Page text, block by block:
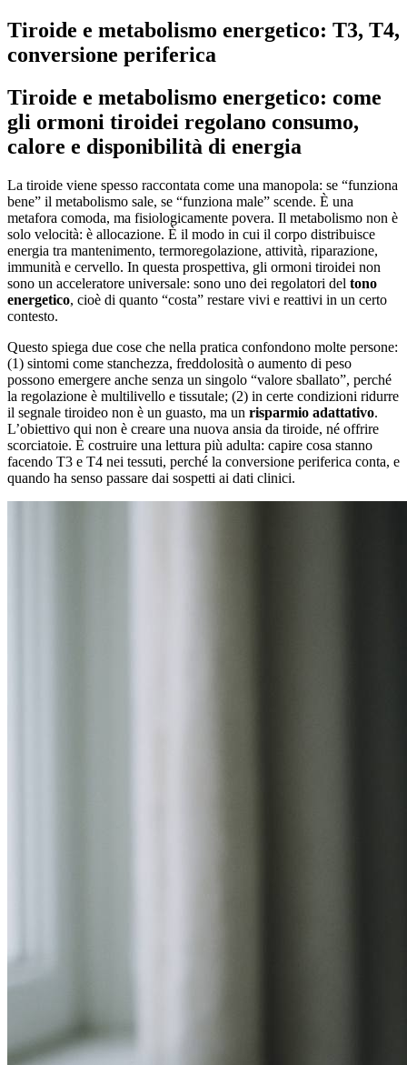
Tiroide e metabolismo energetico: T3, T4,
conversione periferica
Tiroide e metabolismo energetico: come
gli ormoni tiroidei regolano consumo,
calore e disponibilità di energia
La tiroide viene spesso raccontata come una manopola: se “funziona
bene” il metabolismo sale, se “funziona male” scende. È una
metafora comoda, ma fisiologicamente povera. Il metabolismo non è
solo velocità: è allocazione. È il modo in cui il corpo distribuisce
energia tra mantenimento, termoregolazione, attività, riparazione,
immunità e cervello. In questa prospettiva, gli ormoni tiroidei non
sono un acceleratore universale: sono uno dei regolatori del tono
energetico, cioè di quanto “costa” restare vivi e reattivi in un certo
contesto.
Questo spiega due cose che nella pratica confondono molte persone:
(1) sintomi come stanchezza, freddolosità o aumento di peso
possono emergere anche senza un singolo “valore sballato”, perché
la regolazione è multilivello e tissutale; (2) in certe condizioni ridurre
il segnale tiroideo non è un guasto, ma un risparmio adattativo.
L’obiettivo qui non è creare una nuova ansia da tiroide, né offrire
scorciatoie. È costruire una lettura più adulta: capire cosa stanno
facendo T3 e T4 nei tessuti, perché la conversione periferica conta, e
quando ha senso passare dai sospetti ai dati clinici.